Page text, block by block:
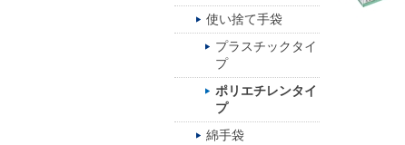
使い捨て手袋
プラスチックタイ
プ
ポリエチレンタイ
プ
綿手袋